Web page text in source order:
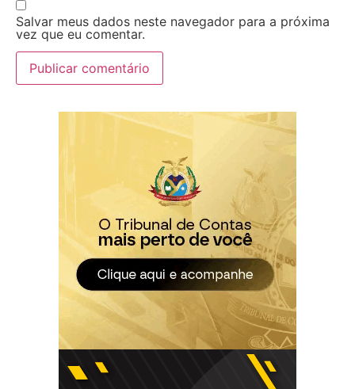
Salvar meus dados neste navegador para a próxima
vez que eu comentar.